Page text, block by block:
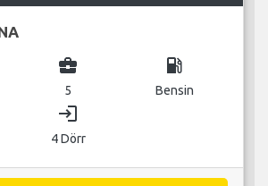
business_center
5
local_gas_station
Bensin
login
4 Dörr